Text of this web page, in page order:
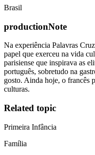
Brasil
productionNote
Na experiência Palavras
papel que exerceu na vida
parisiense que inspirava as
português, sobretudo na
gosto. Ainda hoje, o francês
culturas.
Related topic
Primeira Infância
Família